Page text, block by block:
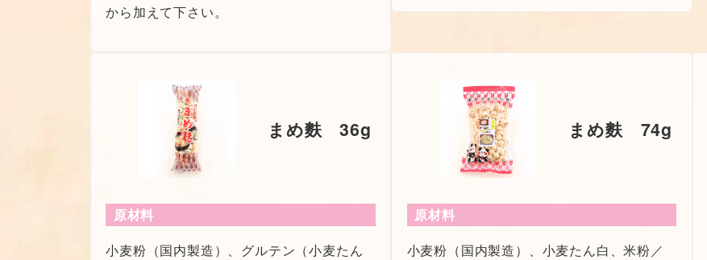
から加えて下さい。
まめ麩 36g
原材料
小麦粉（国内製造）、グルテン（小麦たん
まめ麩 74g
原材料
小麦粉（国内製造）、小麦たん白、米粉／